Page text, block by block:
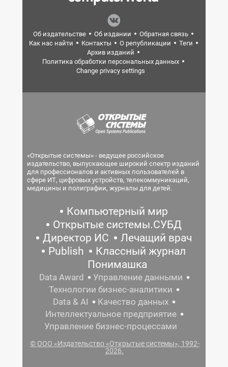
Об издательстве Об издании
Обратная связь
Как нас найти
Контакты О републикации
Теги
Архив изданий
Политика обработки персональных данных
Change privacy settings
«Открытые системы» - ведущее российское
издательство, выпускающее широкий спектр изданий
для профессионалов и активных пользователей в
сфере ИТ, цифровых устройств, телекоммуникаций,
медицины и полиграфии, журналы для детей.
Компьютерный мир
Открытые системы.СУБД
Директор ИС
Лечащий врач
Publish
Классный журнал
Понимашка
Data Award
Управление данными
Технологии бизнес-аналитики
Data & AI
Качество данных
Интеллектуальное предприятие
Управление бизнес-процессами
© ООО «Издательство «Открытые системы», 1992-
2026.